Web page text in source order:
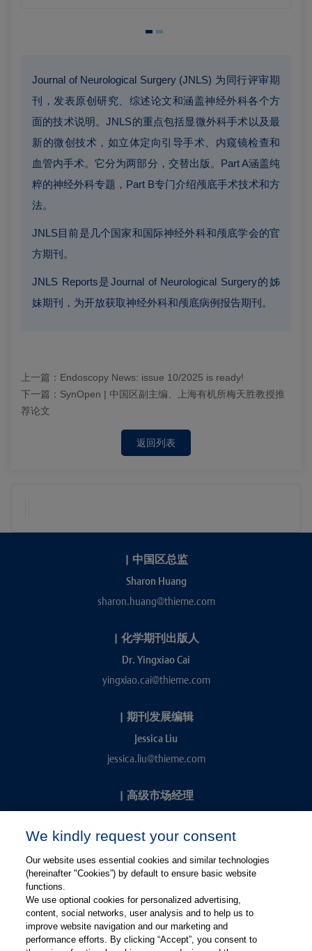
Journal of Neurological Surgery (JNLS) 为同行评审期
刊，发表原创研究、综述论文和涵盖神经外科各个方
面的技术说明。JNLS的重点包括显微外科手术以及最
新的微创技术，如立体定向引导手术、内窥镜检查和
血管内手术。它分为两部分，交替出版。Part A涵盖纯
粹的神经外科专题，Part B专门介绍颅底手术技术和方
法。
JNLS目前是几个国家和国际神经外科和颅底学会的官
方期刊。
JNLS Reports是Journal of Neurological Surgery的姊
妹期刊，为开放获取神经外科和颅底病例报告期刊。
上一篇： Endoscopy News: issue 10/2025 is ready!
下一篇： SynOpen | 中国区副主编、上海有机所梅天胜教授推
荐论文
返回列表
| 中国区总监
Sharon Huang
sharon.huang@thieme.com
| 化学期刊出版人
Dr. Yingxiao Cai
yingxiao.cai@thieme.com
| 期刊发展编辑
Jessica Liu
jessica.liu@thieme.com
| 高级市场经理
kevin.chang@thieme.com
关注微博
关注微信
We kindly request your consent
Our website uses essential cookies and similar technologies
(hereinafter "Cookies”) by default to ensure basic website
functions.
We use optional cookies for personalized advertising,
content, social networks, user analysis and to help us to
improve website navigation and our marketing and
performance efforts. By clicking “Accept”, you consent to